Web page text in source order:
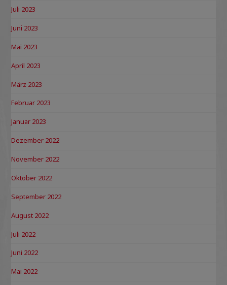
Juli 2023
Juni 2023
Mai 2023
April 2023
März 2023
Februar 2023
Januar 2023
Dezember 2022
November 2022
Oktober 2022
September 2022
August 2022
Juli 2022
Juni 2022
Mai 2022